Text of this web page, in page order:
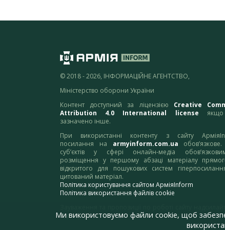
© 2018 - 2026, ІНФОРМАЦІЙНЕ АГЕНТСТВО,
Міністерство оборони України
Контент доступний за ліцензією Creative
Attribution 4.0 International license
зазначено інше.
При використанні контенту з сайту
посилання на armyinform.com.ua
суб’єктів у сфері онлайн-медіа
розміщення у першому абзаці матеріалу
відкритого для пошукових систем
цитований матеріал.
Політика користування сайтом АрміяInform
Політика використання файлів cookie
адресу:webmaster@armyinform.com.ua
Ми використовуємо файли cookie, щоб